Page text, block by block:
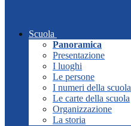
Scuola
Panoramica
Presentazione
I luoghi
Le persone
I numeri della scuola
Le carte della scuola
Organizzazione
La storia